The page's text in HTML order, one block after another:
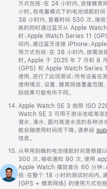
方式包括：在 24 小时内，连接蜂
小时。低电量模式下的电池续航时
38 小时内，查看时间 530 次，接
练的同时通过蓝牙从 Apple
时；Apple Watch Series 11
间内，通过蓝牙连接 iPhone；
用方式包括：在 38 小时内，按需
时。Apple 于 2025 年 7 月和 8
(GPS) 和 Apple Watch Series
使用，进行了此项测试；所有设备
使用情况、设置、蜂窝网络覆盖范围
际结果可能有所不同。
脚
14.
Apple Watch SE 3 按照 ISO
Watch SE 3 可用于游泳池或海滨
潜水、滑水、面对高速水流的各种涉
能会随使用时间而下降。请参阅
信息。
脚
15. 从早用到晚的电池续航时间是根据
300 次，接收通知 90 次，使用
Apple Watch 播放音乐 60 分钟
括：在整个 18 小时的测试时间内
(GPS + 蜂窝网络) 的使用方式包括